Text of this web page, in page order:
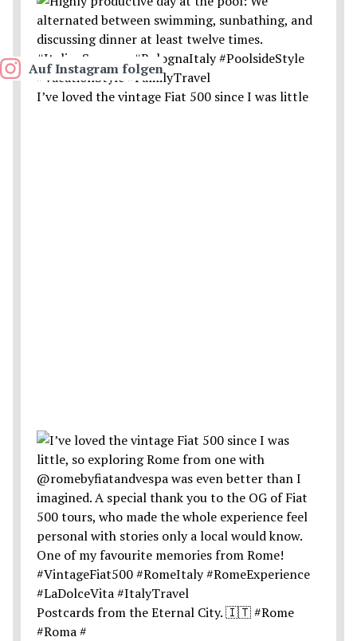
I’ve loved the vintage Fiat 500 since I was little
Postcards from the Eternal City. 🇮🇹 #Rome
#Roma #
Auf Instagram folgen